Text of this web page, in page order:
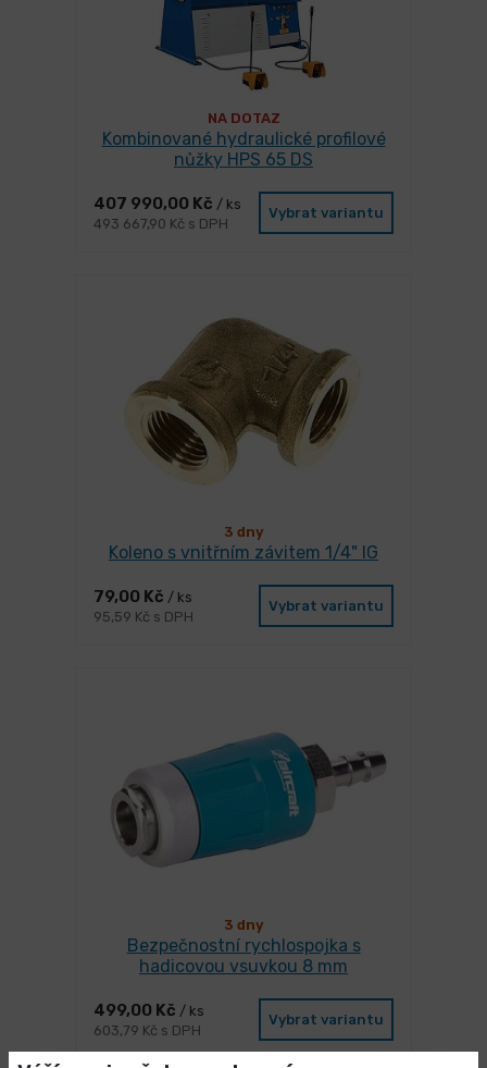
NA DOTAZ
Kombinované hydraulické profilové
nůžky HPS 65 DS
407 990,00 Kč / ks
493 667,90 Kč s DPH
Vybrat variantu
3 dny
Koleno s vnitřním závitem 1/4" IG
79,00 Kč / ks
95,59 Kč s DPH
Vybrat variantu
3 dny
Bezpečnostní rychlospojka s
hadicovou vsuvkou 8 mm
499,00 Kč / ks
603,79 Kč s DPH
Vybrat variantu